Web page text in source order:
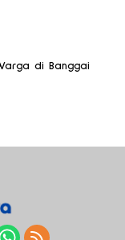
di Banggai